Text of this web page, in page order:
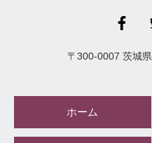
〒 300-0007 茨城県
ホーム